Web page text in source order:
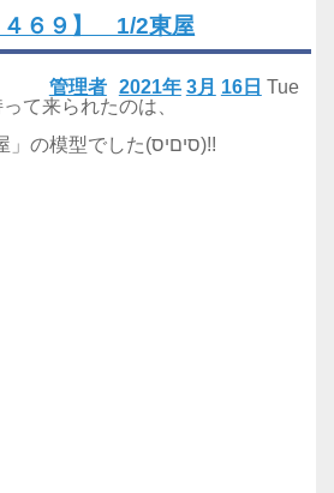
４６９】 1/2東屋
2021年 3月 16日 Tue
管理者
て来られたのは、
1/2スケールの「東屋」の模型でした(סיםיס)!!